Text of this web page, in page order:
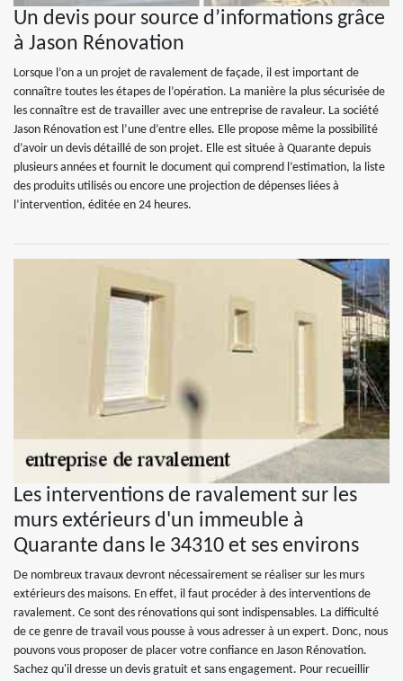
Un devis pour source d’informations grâce
à Jason Rénovation
Lorsque l’on a un projet de ravalement de façade, il est important de
connaître toutes les étapes de l’opération. La manière la plus sécurisée de
les connaître est de travailler avec une entreprise de ravaleur. La société
Jason Rénovation est l’une d’entre elles. Elle propose même la possibilité
d’avoir un devis détaillé de son projet. Elle est située à Quarante depuis
plusieurs années et fournit le document qui comprend l’estimation, la liste
des produits utilisés ou encore une projection de dépenses liées à
l’intervention, éditée en 24 heures.
Les interventions de ravalement sur les
murs extérieurs d'un immeuble à
Quarante dans le 34310 et ses environs
De nombreux travaux devront nécessairement se réaliser sur les murs
extérieurs des maisons. En effet, il faut procéder à des interventions de
ravalement. Ce sont des rénovations qui sont indispensables. La difficulté
de ce genre de travail vous pousse à vous adresser à un expert. Donc, nous
pouvons vous proposer de placer votre confiance en Jason Rénovation.
Sachez qu'il dresse un devis gratuit et sans engagement. Pour recueillir